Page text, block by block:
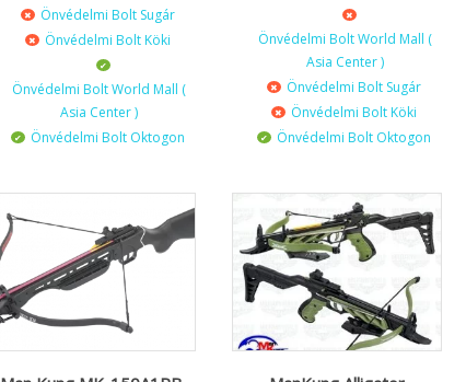
Önvédelmi Bolt Sugár
Önvédelmi Bolt Köki
Önvédelmi Bolt World Mall (
Asia Center )
Önvédelmi Bolt Oktogon
Önvédelmi Bolt World Mall (
Asia Center )
Önvédelmi Bolt Sugár
Önvédelmi Bolt Köki
Önvédelmi Bolt Oktogon